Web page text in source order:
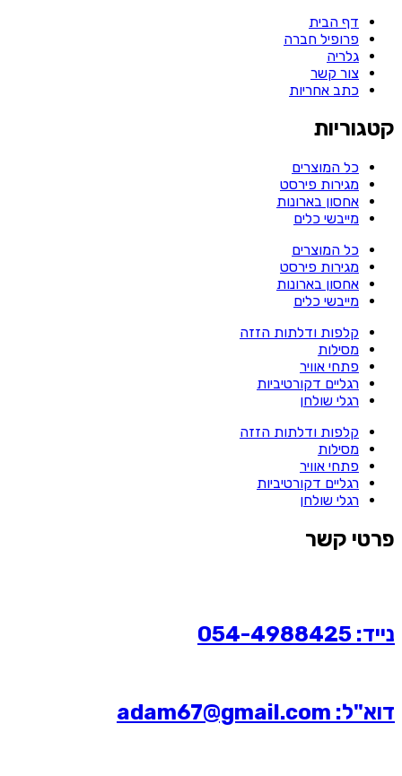
דף הבית
פרופיל חברה
גלריה
צור קשר
כתב אחריות
קטגוריות
כל המוצרים
מגירות פירסט
אחסון בארונות
מייבשי כלים
כל המוצרים
מגירות פירסט
אחסון בארונות
מייבשי כלים
קלפות ודלתות הזזה
מסילות
פתחי אוויר
רגליים דקורטיביות
רגלי שולחן
קלפות ודלתות הזזה
מסילות
פתחי אוויר
רגליים דקורטיביות
רגלי שולחן
פרטי קשר
נייד: 054-4988425
דוא"ל: adam67@gmail.com